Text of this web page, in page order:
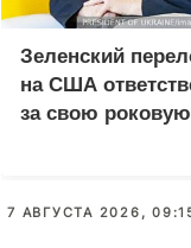
Зеленский
на США
за свою роковую
7 АВГУСТА 2026,